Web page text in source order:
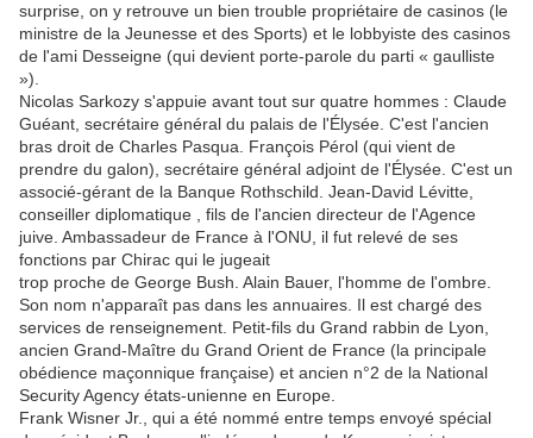
surprise, on y retrouve un bien trouble propriétaire de casinos (le
ministre de la Jeunesse et des Sports) et le lobbyiste des casinos
de l'ami Desseigne (qui devient porte-parole du parti « gaulliste
»).
Nicolas Sarkozy s'appuie avant tout sur quatre hommes : Claude
Guéant, secrétaire général du palais de l'Élysée. C'est l'ancien
bras droit de Charles Pasqua. François Pérol (qui vient de
prendre du galon), secrétaire général adjoint de l'Élysée. C'est un
associé-gérant de la Banque Rothschild. Jean-David Lévitte,
conseiller diplomatique , fils de l'ancien directeur de l'Agence
juive. Ambassadeur de France à l'ONU, il fut relevé de ses
fonctions par Chirac qui le jugeait
trop proche de George Bush. Alain Bauer, l'homme de l'ombre.
Son nom n'apparaît pas dans les annuaires. Il est chargé des
services de renseignement. Petit-fils du Grand rabbin de Lyon,
ancien Grand-Maître du Grand Orient de France (la principale
obédience maçonnique française) et ancien n°2 de la National
Security Agency états-unienne en Europe.
Frank Wisner Jr., qui a été nommé entre temps envoyé spécial